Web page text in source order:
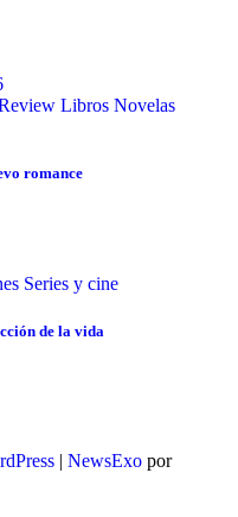
Libros Novelas
romance
Series y cine
de la vida
| NewsExo por